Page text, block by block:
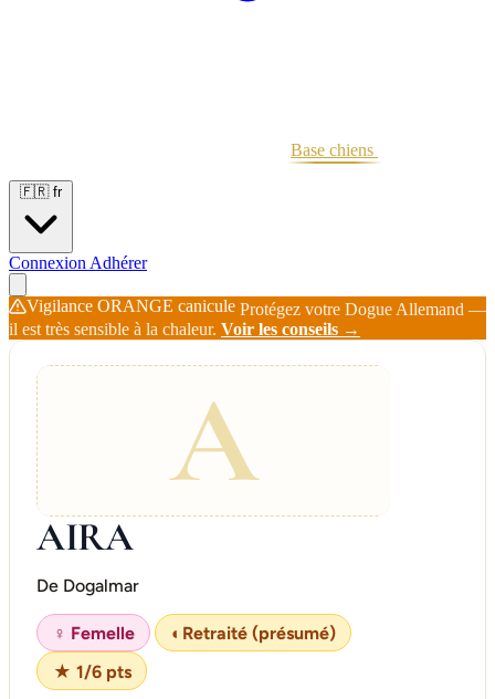
Base chiens
🇫🇷 fr
Connexion Adhérer
Vigilance ORANGE canicule Protégez votre Dogue Allemand —
il est très sensible à la chaleur. Voir les conseils →
A
AIRA
De Dogalmar
♀ Femelle ◐ Retraité (présumé)
★ 1/6 pts